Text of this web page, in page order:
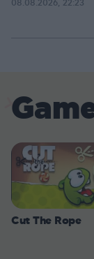
08.08.2026, 22:23
Cut The Rope